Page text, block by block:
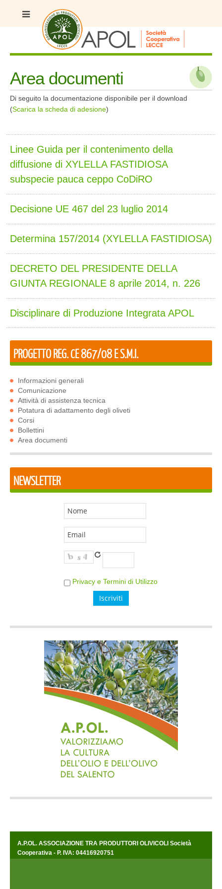
Area documenti
Di seguito la documentazione disponibile per il download
(Scarica la scheda di adesione)
Linee Guida per il contenimento della
diffusione di XYLELLA FASTIDIOSA
subspecie pauca ceppo CoDiRO
Decisione UE 467 del 23 luglio 2014
Determina 157/2014 (XYLELLA FASTIDIOSA)
DECRETO DEL PRESIDENTE DELLA
GIUNTA REGIONALE 8 aprile 2014, n. 226
Disciplinare di Produzione Integrata APOL
PROGETTO REG. CE 867/08 E S.M.I.
Informazioni generali
Comunicazione
Attività di assistenza tecnica
Potatura di adattamento degli oliveti
Corsi
Bollettini
Area documenti
NEWSLETTER
Privacy e Termini di Utilizzo
A.P.OL. ASSOCIAZIONE TRA PRODUTTORI OLIVICOLI Società
Cooperativa - P. IVA: 04416920751